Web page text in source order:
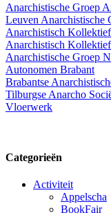
Anarchistische Groep
Leuven Anarchistische
Anarchistisch
Anarchistisch
Anarchistische Groep
Autonomen Brabant
Brabantse
Tilburgse Anarcho
Vloerwerk
Categorieën
Activiteit
Appelscha
BookFair